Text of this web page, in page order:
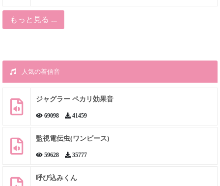
もっと見る ...
人気の着信音
ジャグラー ペカリ効果音
69098 41459
監視電伝虫(ワンピース)
59628 35777
呼び込みくん